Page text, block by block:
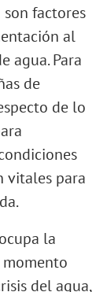
son factores
al
agua. Para
de
de lo
vitales para
la
momento
del agua,